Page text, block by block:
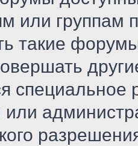
или группам
такие